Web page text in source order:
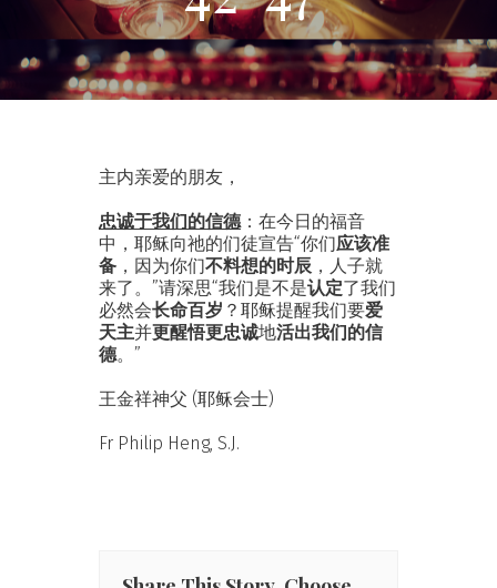
主内亲爱的朋友，
忠诚于我们的信德：在今日的福音
中，耶稣向祂的们徒宣告“你们应该准
备 ，因为你们不料想的时辰 ，人子就
来了。”请深思“我们是不是认定了我们
必然会长命百岁 ？耶稣提醒我们要爱
天主并更醒悟更忠诚地活出我们的信
德。”
王金祥神父 (耶稣会士)
Fr Philip Heng, S.J.